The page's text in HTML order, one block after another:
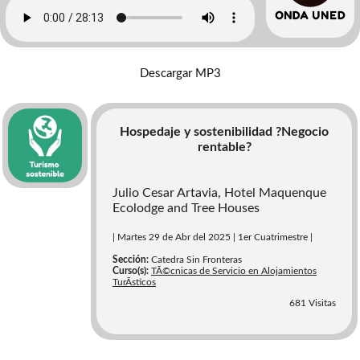
Descargar MP3
Hospedaje y sostenibilidad ?Negocio
rentable?
Julio Cesar Artavia, Hotel Maquenque
Ecolodge and Tree Houses
| Martes 29 de Abr del 2025 | 1er Cuatrimestre |
Sección: Catedra Sin Fronteras
Curso(s): TÃ©cnicas de Servicio en Alojamientos
TurÃ­sticos
681 Visitas